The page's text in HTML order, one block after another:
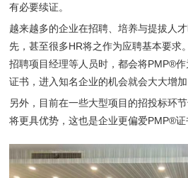
有必要续证。
越来越多的企业在招聘、培养与提拔人
先，甚至很多HR将之作为应聘基本要
招聘项目经理等人员时，都会将PMP®
证书，进入知名企业的机会就会大大增加
另外，目前在一些大型项目的招投标环
将更具优势，这也是企业更偏爱PMP®证